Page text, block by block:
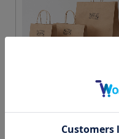
S・M・Lサイズより当店に
カートに入れる